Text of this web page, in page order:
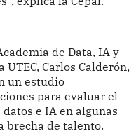
de Data, IA y
Carlos Calderón,
un estudio
para evaluar el
e IA en algunas
brecha de talento.